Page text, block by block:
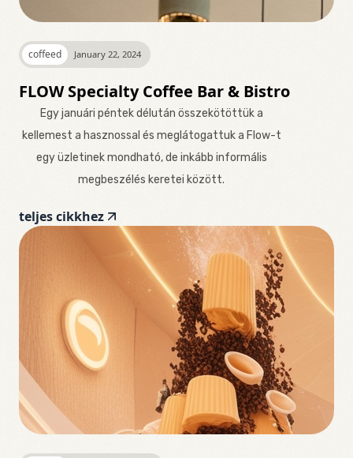
coffeed January 22, 2024
FLOW Specialty Coffee Bar & Bistro
Egy januári péntek délután összekötöttük a
kellemest a hasznossal és meglátogattuk a Flow-t
egy üzletinek mondható, de inkább informális
megbeszélés keretei között.
teljes cikkhez